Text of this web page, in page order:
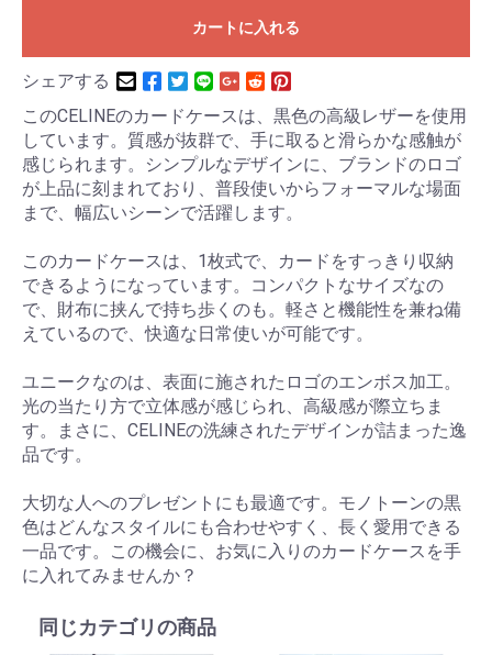
カートに入れる
シェアする
このCELINEのカードケースは、黒色の高級レザーを使用
しています。質感が抜群で、手に取ると滑らかな感触が
感じられます。シンプルなデザインに、ブランドのロゴ
が上品に刻まれており、普段使いからフォーマルな場面
まで、幅広いシーンで活躍します。
このカードケースは、1枚式で、カードをすっきり収納
できるようになっています。コンパクトなサイズなの
で、財布に挟んで持ち歩くのも。軽さと機能性を兼ね備
えているので、快適な日常使いが可能です。
ユニークなのは、表面に施されたロゴのエンボス加工。
光の当たり方で立体感が感じられ、高級感が際立ちま
す。まさに、CELINEの洗練されたデザインが詰まった逸
品です。
大切な人へのプレゼントにも最適です。モノトーンの黒
色はどんなスタイルにも合わせやすく、長く愛用できる
一品です。この機会に、お気に入りのカードケースを手
に入れてみませんか？
同じカテゴリの商品